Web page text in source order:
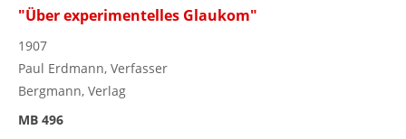
"Über experimentelles Glaukom"
1907
Paul Erdmann, Verfasser
Bergmann, Verlag
MB 496